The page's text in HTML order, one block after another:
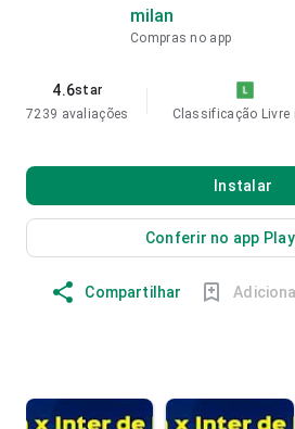
milan
Compras no app
4.6star
7239 avaliações
Classificação Livre
Instalar
Conferir no app
Compartilhar